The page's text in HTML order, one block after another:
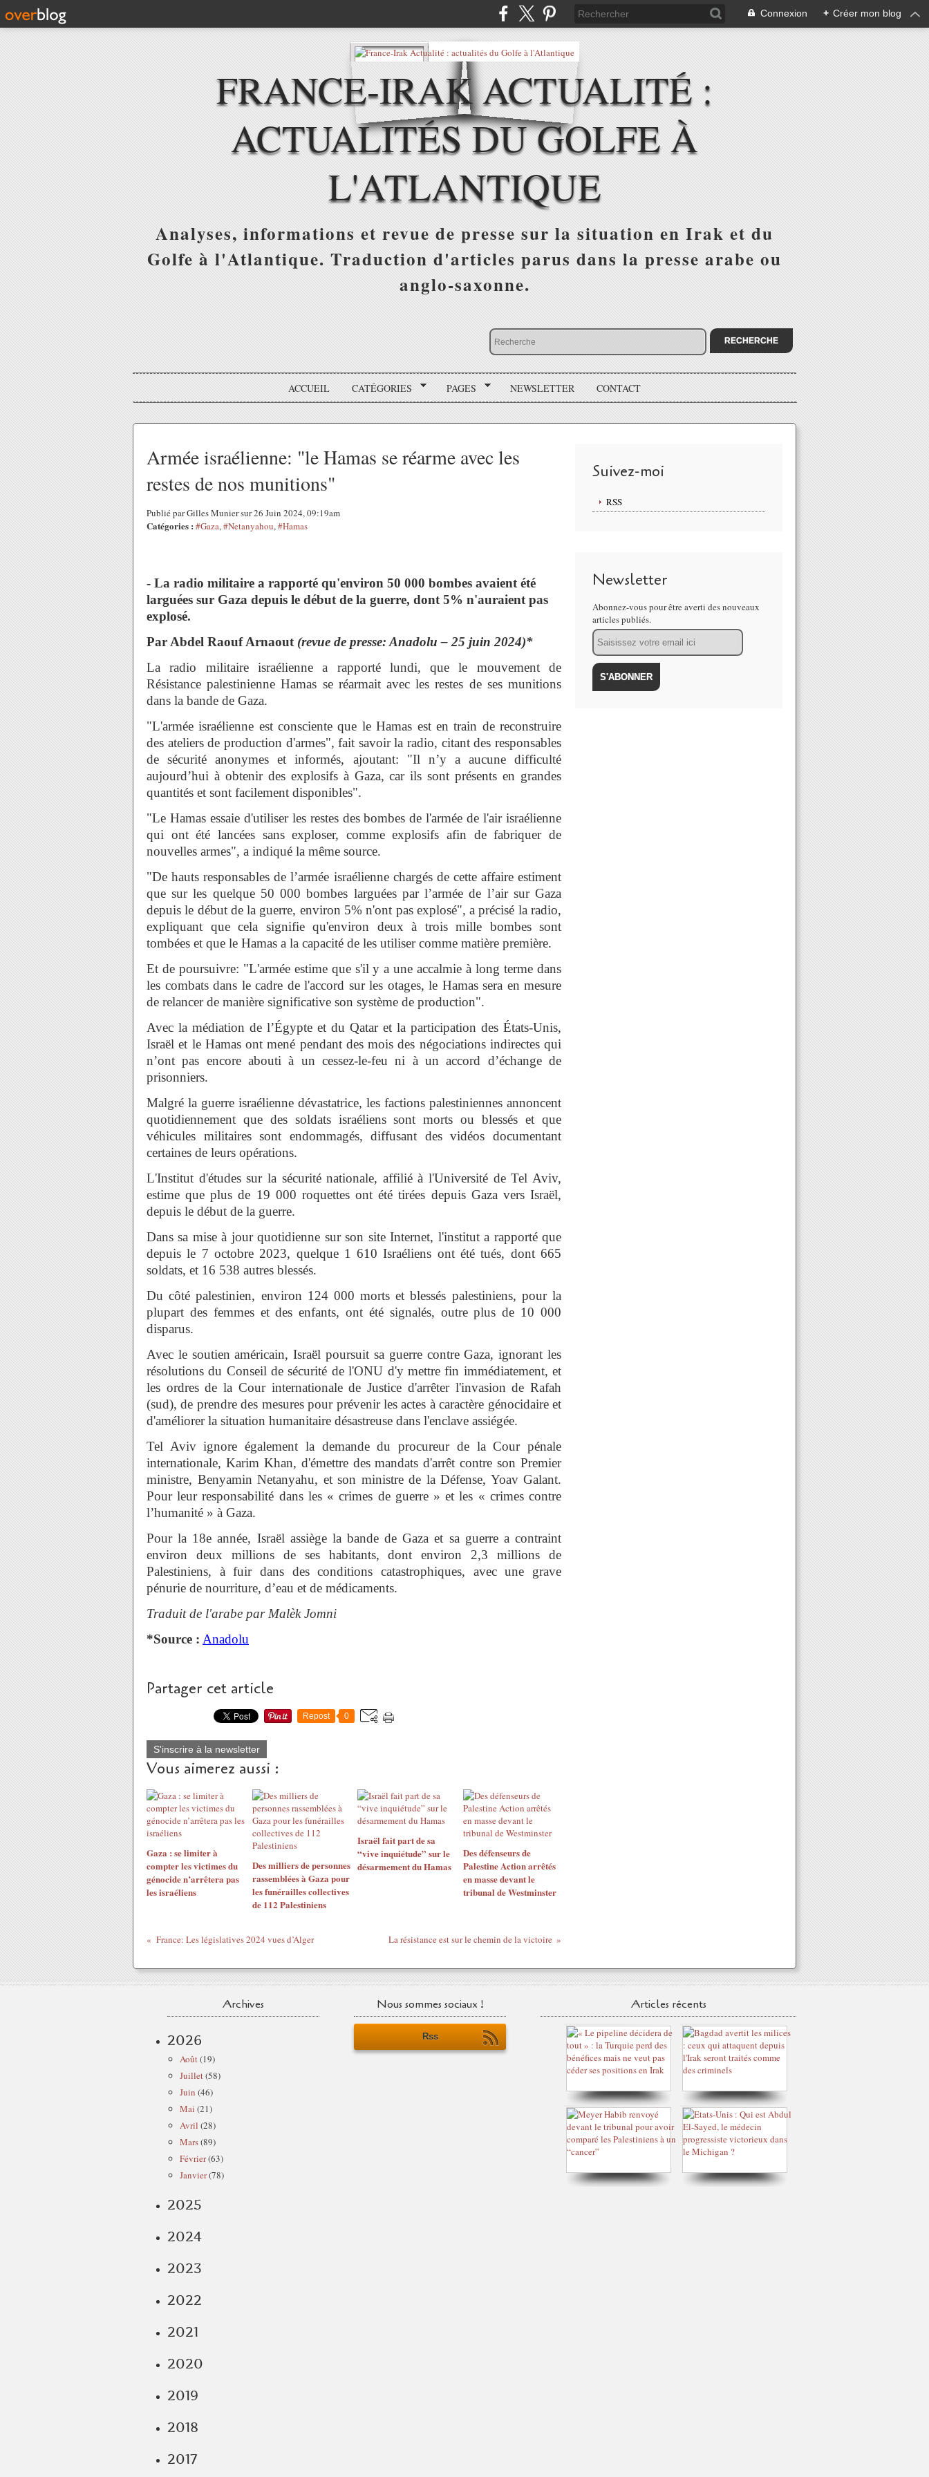
Connexion + Créer mon blog
FRANCE-IRAK ACTUALITÉ :
ACTUALITÉS DU GOLFE À
L'ATLANTIQUE
Analyses, informations et revue de presse sur la situation en Irak et du
Golfe à l'Atlantique. Traduction d'articles parus dans la presse arabe ou
anglo-saxonne.
ACCUEIL CATÉGORIES PAGES NEWSLETTER CONTACT
Armée israélienne: "le Hamas se réarme avec les
restes de nos munitions"
Publié par Gilles Munier sur 26 Juin 2024, 09:19am
Catégories : #Gaza,#Netanyahou,#Hamas
- La radio militaire a rapporté qu'environ 50 000 bombes avaient été
larguées sur Gaza depuis le début de la guerre, dont 5% n'auraient pas
explosé.
Par Abdel Raouf Arnaout (revue de presse: Anadolu – 25 juin 2024)*
La radio militaire israélienne a rapporté lundi, que le mouvement de
Résistance palestinienne Hamas se réarmait avec les restes de ses munitions
dans la bande de Gaza.
"L'armée israélienne est consciente que le Hamas est en train de reconstruire
des ateliers de production d'armes", fait savoir la radio, citant des responsables
de sécurité anonymes et informés, ajoutant: "Il n’y a aucune difficulté
aujourd’hui à obtenir des explosifs à Gaza, car ils sont présents en grandes
quantités et sont facilement disponibles".
"Le Hamas essaie d'utiliser les restes des bombes de l'armée de l'air israélienne
qui ont été lancées sans exploser, comme explosifs afin de fabriquer de
nouvelles armes", a indiqué la même source.
"De hauts responsables de l’armée israélienne chargés de cette affaire estiment
que sur les quelque 50 000 bombes larguées par l’armée de l’air sur Gaza
depuis le début de la guerre, environ 5% n'ont pas explosé", a précisé la radio,
expliquant que cela signifie qu'environ deux à trois mille bombes sont
tombées et que le Hamas a la capacité de les utiliser comme matière première.
Et de poursuivre: "L'armée estime que s'il y a une accalmie à long terme dans
les combats dans le cadre de l'accord sur les otages, le Hamas sera en mesure
de relancer de manière significative son système de production".
Avec la médiation de l’Égypte et du Qatar et la participation des États-Unis,
Israël et le Hamas ont mené pendant des mois des négociations indirectes qui
n’ont pas encore abouti à un cessez-le-feu ni à un accord d’échange de
prisonniers.
Malgré la guerre israélienne dévastatrice, les factions palestiniennes annoncent
quotidiennement que des soldats israéliens sont morts ou blessés et que
véhicules militaires sont endommagés, diffusant des vidéos documentant
certaines de leurs opérations.
L'Institut d'études sur la sécurité nationale, affilié à l'Université de Tel Aviv,
estime que plus de 19 000 roquettes ont été tirées depuis Gaza vers Israël,
depuis le début de la guerre.
Dans sa mise à jour quotidienne sur son site Internet, l'institut a rapporté que
depuis le 7 octobre 2023, quelque 1 610 Israéliens ont été tués, dont 665
soldats, et 16 538 autres blessés.
Du côté palestinien, environ 124 000 morts et blessés palestiniens, pour la
plupart des femmes et des enfants, ont été signalés, outre plus de 10 000
disparus.
Avec le soutien américain, Israël poursuit sa guerre contre Gaza, ignorant les
résolutions du Conseil de sécurité de l'ONU d'y mettre fin immédiatement, et
les ordres de la Cour internationale de Justice d'arrêter l'invasion de Rafah
(sud), de prendre des mesures pour prévenir les actes à caractère génocidaire et
d'améliorer la situation humanitaire désastreuse dans l'enclave assiégée.
Tel Aviv ignore également la demande du procureur de la Cour pénale
internationale, Karim Khan, d'émettre des mandats d'arrêt contre son Premier
ministre, Benyamin Netanyahu, et son ministre de la Défense, Yoav Galant.
Pour leur responsabilité dans les « crimes de guerre » et les « crimes contre
l’humanité » à Gaza.
Pour la 18e année, Israël assiège la bande de Gaza et sa guerre a contraint
environ deux millions de ses habitants, dont environ 2,3 millions de
Palestiniens, à fuir dans des conditions catastrophiques, avec une grave
pénurie de nourriture, d’eau et de médicaments.
Traduit de l'arabe par Malèk Jomni
*Source : Anadolu
Partager cet article
Repost 0
S'inscrire à la newsletter
Vous aimerez aussi :
Gaza : se limiter à
compter les victimes du
génocide n’arrêtera pas
les israéliens
Des milliers de personnes
rassemblées à Gaza pour
les funérailles collectives
de 112 Palestiniens
Israël fait part de sa
“vive inquiétude” sur le
désarmement du Hamas
Des défenseurs de
Palestine Action arrêtés
en masse devant le
tribunal de Westminster
France: Les législatives 2024 vues d’Alger La résistance est sur le chemin de la victoire
Suivez-moi
RSS
Newsletter
Abonnez-vous pour être averti des nouveaux
articles publiés.
Email
Archives
2026
Août(19)
Juillet(58)
Juin (46)
Mai (21)
Avril (28)
Mars(89)
Février(63)
Janvier(78)
2025
2024
2023
2022
2021
2020
2019
2018
2017
Nous sommes sociaux !
Rss
Articles récents